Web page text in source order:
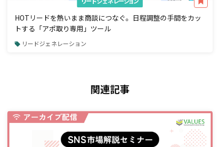
HOTリードを熱いまま商談につなぐ。日程調整の手間をカッ
トする「アポ取り専用」ツール
リードジェネレーション
関連記事